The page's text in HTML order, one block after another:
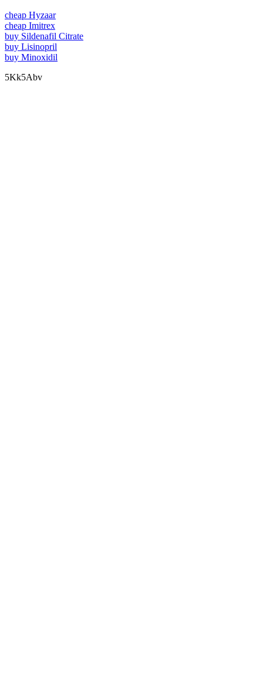
cheap Hyzaar
cheap Imitrex
buy Sildenafil Citrate
buy Lisinopril
buy Minoxidil
5Kk5Abv